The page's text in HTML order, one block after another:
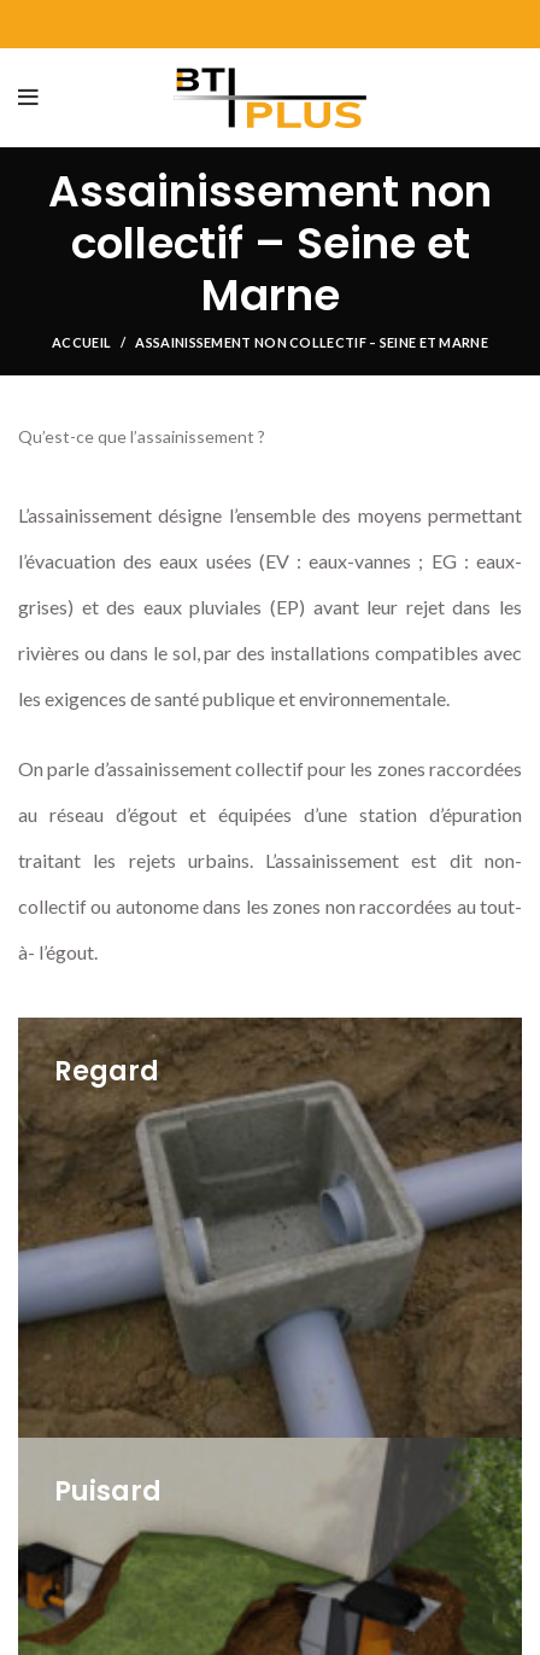
Assainissement non
collectif – Seine et
Marne
ACCUEIL ASSAINISSEMENT NON COLLECTIF – SEINE ET MARNE
Qu’est-ce que l’assainissement ?
L’assainissement désigne l’ensemble des moyens permettant
l’évacuation des eaux usées (EV : eaux-vannes ; EG : eaux-
grises) et des eaux pluviales (EP) avant leur rejet dans les
rivières ou dans le sol, par des installations compatibles avec
les exigences de santé publique et environnementale.
On parle d’assainissement collectif pour les zones raccordées
au réseau d’égout et équipées d’une station d’épuration
traitant les rejets urbains. L’assainissement est dit non-
collectif ou autonome dans les zones non raccordées au tout-
à- l’égout.
Regard
Puisard